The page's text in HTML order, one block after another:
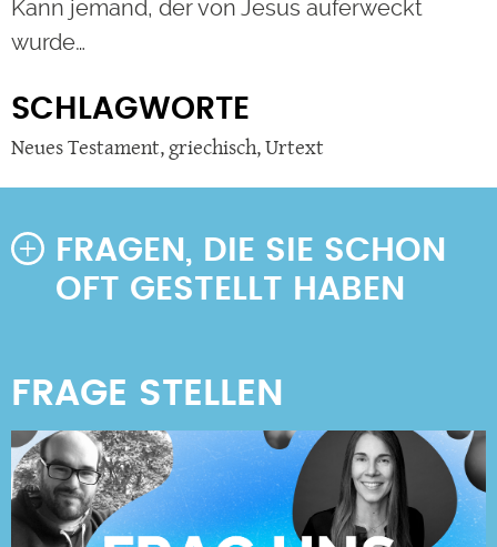
Kann jemand, der von Jesus auferweckt
wurde…
SCHLAGWORTE
Neues Testament,griechisch,Urtext
FRAGEN, DIE SIE SCHON
OFT GESTELLT HABEN